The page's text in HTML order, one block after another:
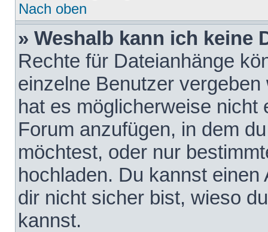
Nach oben
» Weshalb kann ich keine
Rechte für Dateianhänge
einzelne Benutzer
hat es möglicherweise nicht
Forum anzufügen, in dem
möchtest, oder nur
hochladen. Du kannst
dir nicht sicher bist, wieso
kannst.